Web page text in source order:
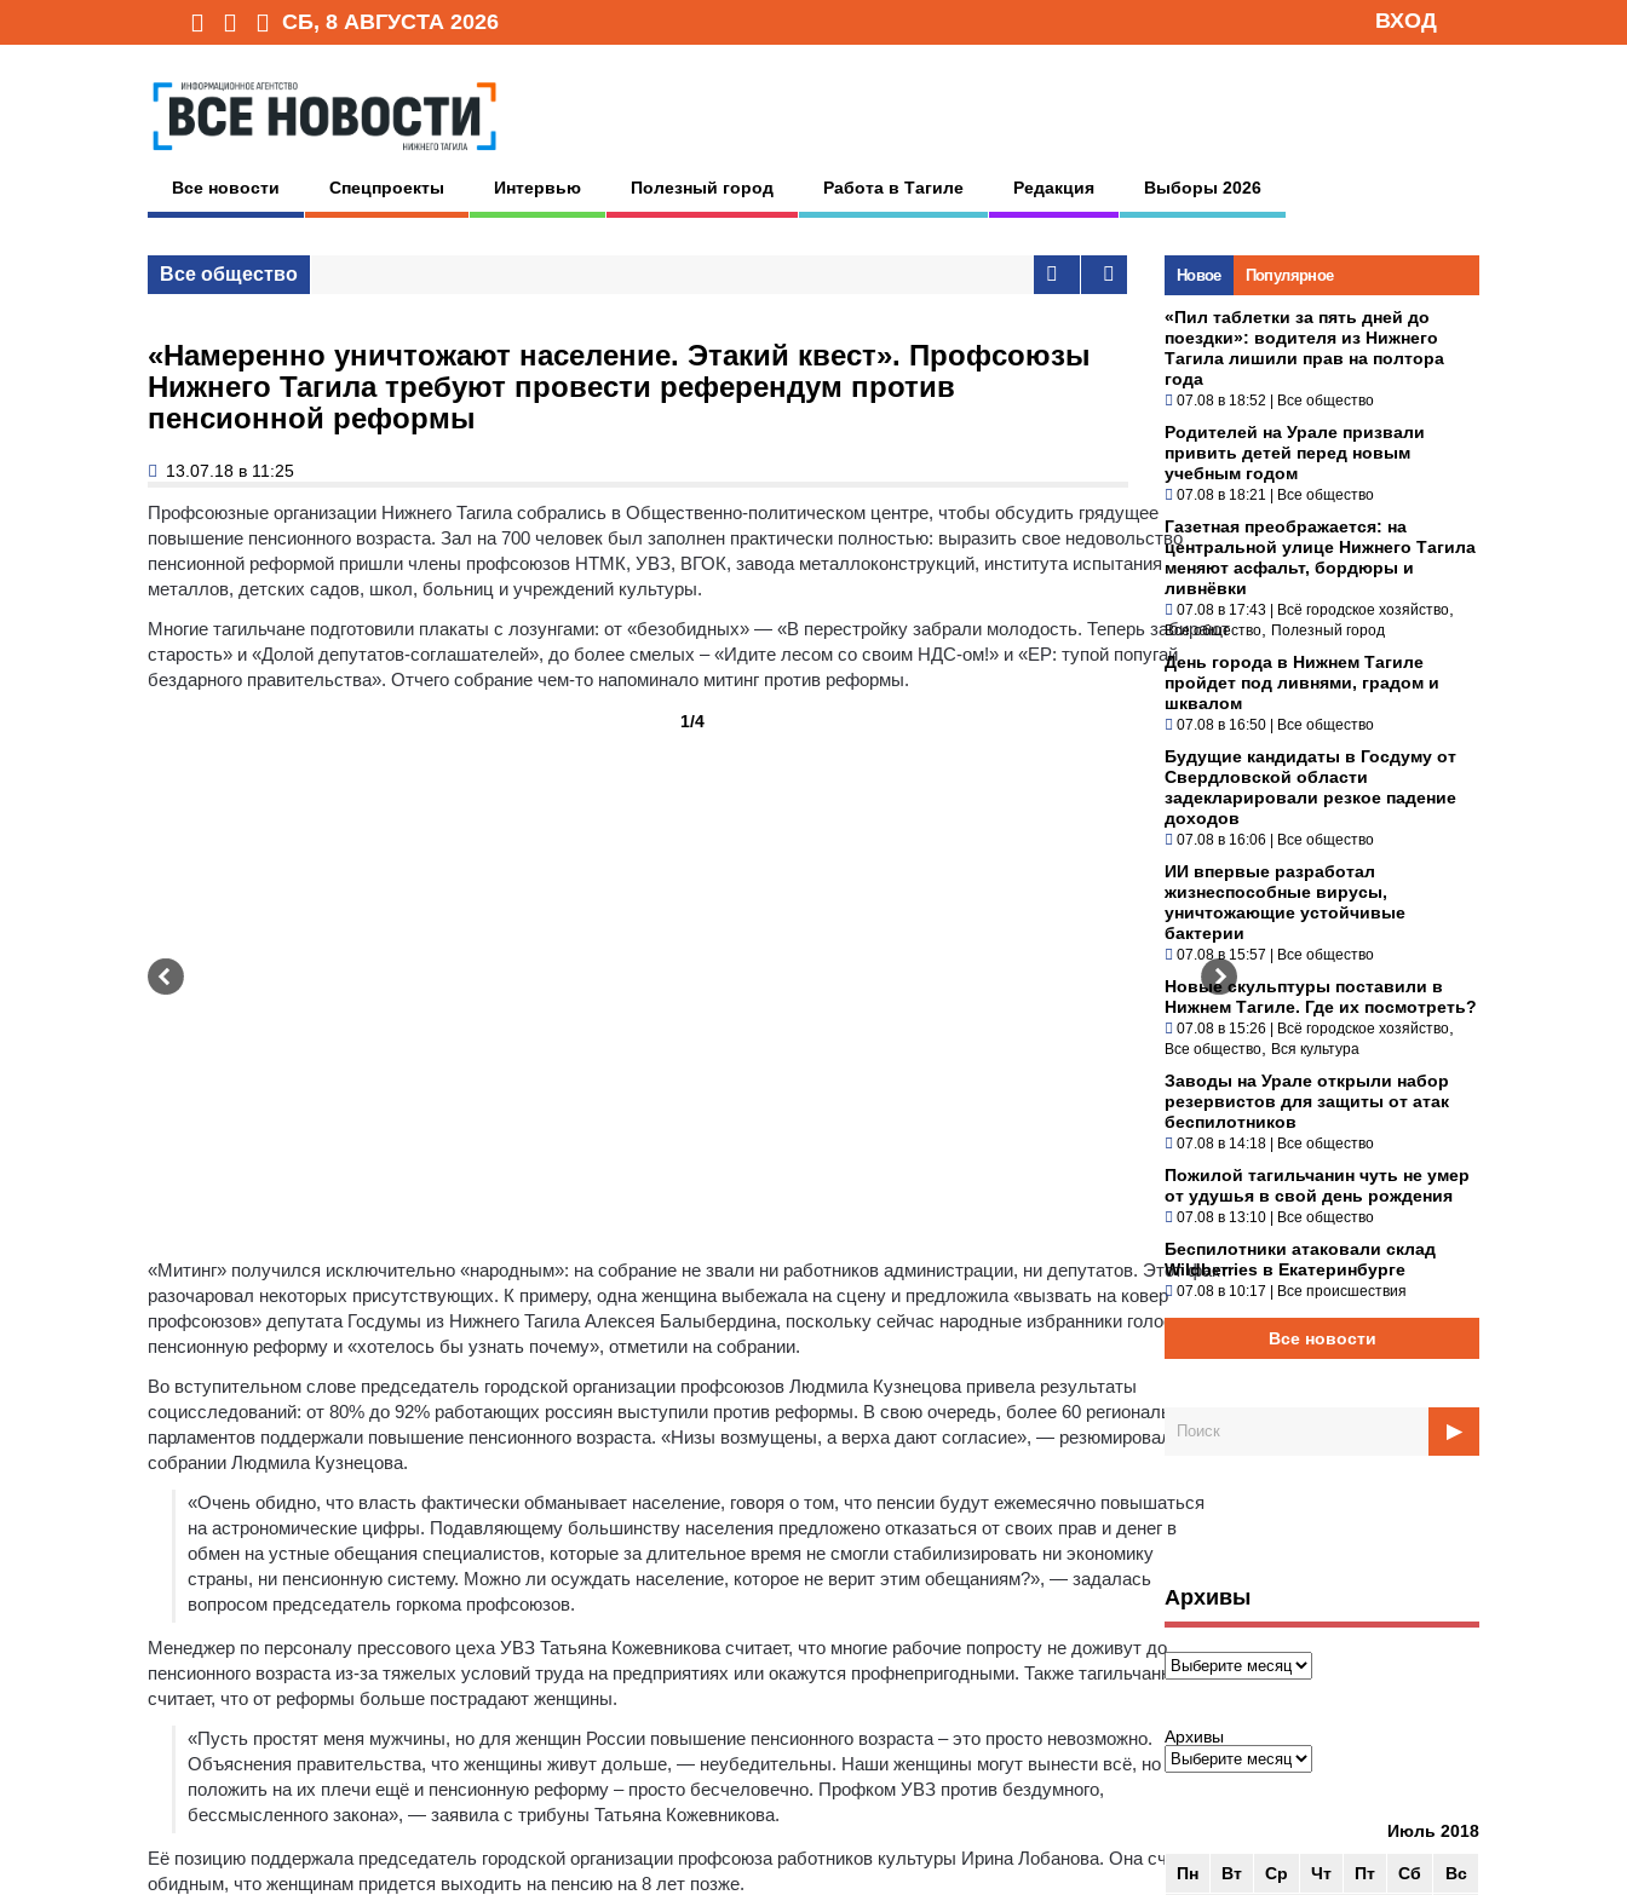
СБ, 8 АВГУСТА 2026 ВХОД
Все новости Спецпроекты Интервью Полезный город Работа в Тагиле Редакция Выборы 2026
Все общество
«Намеренно уничтожают население. Этакий квест». Профсоюзы
Нижнего Тагила требуют провести референдум против
пенсионной реформы
13.07.18 в 11:25
Профсоюзные организации Нижнего Тагила собрались в Общественно-политическом центре, чтобы обсудить грядущее
повышение пенсионного возраста. Зал на 700 человек был заполнен практически полностью: выразить свое недовольство
пенсионной реформой пришли члены профсоюзов НТМК, УВЗ, ВГОК, завода металлоконструкций, института испытания
металлов, детских садов, школ, больниц и учреждений культуры.
Многие тагильчане подготовили плакаты с лозунгами: от «безобидных» — «В перестройку забрали молодость. Теперь забирают
старость» и «Долой депутатов-соглашателей», до более смелых – «Идите лесом со своим НДС-ом!» и «ЕР: тупой попугай
бездарного правительства». Отчего собрание чем-то напоминало митинг против реформы.
1/4
«Митинг» получился исключительно «народным»: на собрание не звали ни работников администрации, ни депутатов. Этот факт
разочаровал некоторых присутствующих. К примеру, одна женщина выбежала на сцену и предложила «вызвать на ковер
профсоюзов» депутата Госдумы из Нижнего Тагила Алексея Балыбердина, поскольку сейчас народные избранники голосуют за
пенсионную реформу и «хотелось бы узнать почему», отметили на собрании.
Во вступительном слове председатель городской организации профсоюзов Людмила Кузнецова привела результаты
социсследований: от 80% до 92% работающих россиян выступили против реформы. В свою очередь, более 60 региональных
парламентов поддержали повышение пенсионного возраста. «Низы возмущены, а верха дают согласие», — резюмировала на
собрании Людмила Кузнецова.
«Очень обидно, что власть фактически обманывает население, говоря о том, что пенсии будут ежемесячно повышаться
на астрономические цифры. Подавляющему большинству населения предложено отказаться от своих прав и денег в
обмен на устные обещания специалистов, которые за длительное время не смогли стабилизировать ни экономику
страны, ни пенсионную систему. Можно ли осуждать население, которое не верит этим обещаниям?», — задалась
вопросом председатель горкома профсоюзов.
Менеджер по персоналу прессового цеха УВЗ Татьяна Кожевникова считает, что многие рабочие попросту не доживут до
пенсионного возраста из-за тяжелых условий труда на предприятиях или окажутся профнепригодными. Также тагильчанка
считает, что от реформы больше пострадают женщины.
«Пусть простят меня мужчины, но для женщин России повышение пенсионного возраста – это просто невозможно.
Объяснения правительства, что женщины живут дольше, — неубедительны. Наши женщины могут вынести всё, но
положить на их плечи ещё и пенсионную реформу – просто бесчеловечно. Профком УВЗ против бездумного,
бессмысленного закона», — заявила с трибуны Татьяна Кожевникова.
Её позицию поддержала председатель городской организации профсоюза работников культуры Ирина Лобанова. Она считает
обидным, что женщинам придется выходить на пенсию на 8 лет позже.
Новое Популярное
«Пил таблетки за пять дней до
поездки»: водителя из Нижнего
Тагила лишили прав на полтора
года
07.08 в 18:52 | Все общество
Родителей на Урале призвали
привить детей перед новым
учебным годом
07.08 в 18:21 | Все общество
Газетная преображается: на
центральной улице Нижнего Тагила
меняют асфальт, бордюры и
ливнёвки
07.08 в 17:43 | Всё городское хозяйство
Все общество Полезный город
День города в Нижнем Тагиле
пройдет под ливнями, градом и
шквалом
07.08 в 16:50 | Все общество
Будущие кандидаты в Госдуму от
Свердловской области
задекларировали резкое падение
доходов
07.08 в 16:06 | Все общество
ИИ впервые разработал
жизнеспособные вирусы,
уничтожающие устойчивые
бактерии
07.08 в 15:57 | Все общество
Новые скульптуры поставили в
Нижнем Тагиле. Где их посмотреть?
07.08 в 15:26 | Всё городское хозяйство
Все общество Вся культура
Заводы на Урале открыли набор
резервистов для защиты от атак
беспилотников
07.08 в 14:18 | Все общество
Пожилой тагильчанин чуть не умер
от удушья в свой день рождения
07.08 в 13:10 | Все общество
Беспилотники атаковали склад
Wildberries в Екатеринбурге
07.08 в 10:17 | Все происшествия
Все новости
Архивы
Архивы
Архивы
Июль 2018
Пн Вт Ср Чт Пт Сб Вс